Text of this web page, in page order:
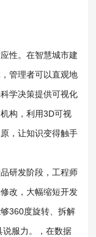
性。在智慧城市建
管理者可以直观地
学决策提供可视化
构，利用3D可视
，让知识变得触手
研发阶段，工程师
改，大幅缩短开发
360度旋转、拆解
服力。，在数据